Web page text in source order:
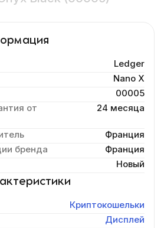
Ledger
Nano X
00005
от
24 месяца
Франция
бренда
Франция
Новый
Криптокошельки
Дисплей